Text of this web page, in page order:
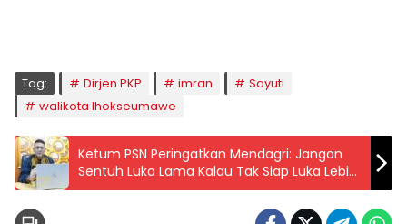
Tag: Dirjen PKP imran
Sayuti
walikota lhokseumawe
Ketum PSN Peringatkan Mendagri: Jangan
Sentuh Luka Lama Kalau Tak Siap Luka Lebih
Dalam